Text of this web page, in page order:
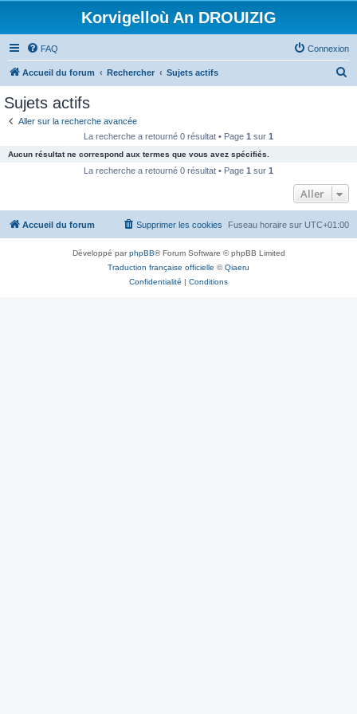
Korvigelloù An DROUIZIG
FAQ Connexion
Accueil du forum Rechercher Sujets actifs
c
e
Sujets actifs
Aller sur la recherche avancée
La recherche a retourné 0 résultat • Page 1 sur 1
Aucun résultat ne correspond aux termes que vous avez spécifiés.
La recherche a retourné 0 résultat • Page 1 sur 1
Aller
Accueil du forum Fuseau horaire sur UTC+01:00
Supprimer les cookies
Développé parphpBB® Forum Software © phpBB Limited
Traduction française officielle ©Qiaeru
Confidentialité | Conditions